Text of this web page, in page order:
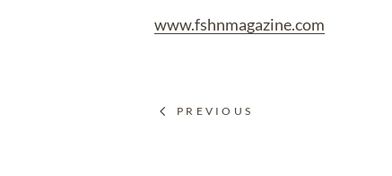
www.fshnmagazine.com
PREVIOUS